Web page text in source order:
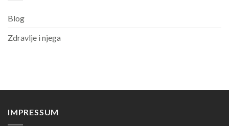
Blog
Zdravlje i njega
IMPRESSUM